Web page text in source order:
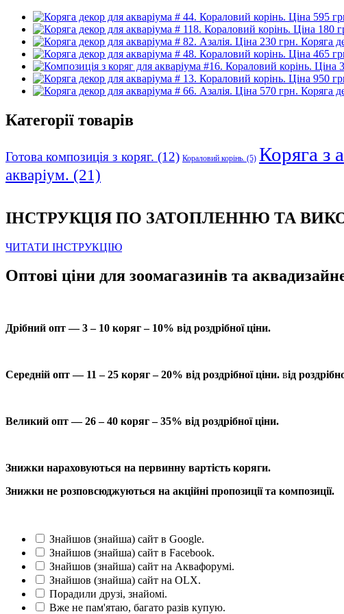
Коряга
Коряга
Категорії товарів
Готова композиція з коряг. (12) Кораловий корінь. (5) Коряга з
акваріум. (21)
ІНСТРУКЦІЯ ПО ЗАТОПЛЕННЮ ТА
ЧИТАТИ ІНСТРУКЦІЮ
Оптові ціни для зоомагазинів та
Дрібний опт — 3 – 10 коряг – 10% від роздрібної ціни.
Середній опт — 11 – 25 коряг – 20% від роздрібної ціни. від
Великий опт — 26 – 40 коряг – 35% від роздрібної ціни.
Знижки нараховуються на первинну вартість коряги.
Знижки не розповсюджуються на акційні пропозиції та композиції.
Знайшов (знайша) сайт в Google.
Знайшов (знайша) сайт в Facebook.
Знайшов (знайша) сайт на Аквафорумі.
Знайшов (знайша) сайт на OLX.
Порадили друзі, знайомі.
Вже не пам'ятаю, багато разів купую.